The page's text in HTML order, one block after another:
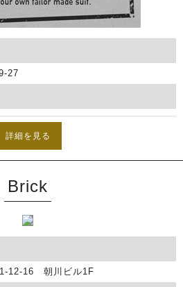
27
詳細を見る
Brick
1-12-16 朝川ビル1F